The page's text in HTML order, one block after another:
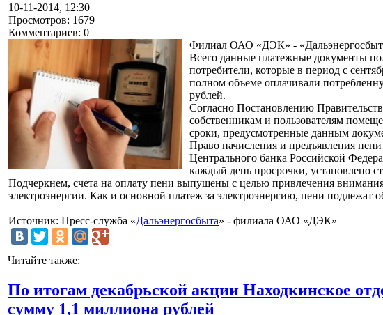
10-11-2014, 12:30
Просмотров: 1679
Комментариев: 0
Филиал ОАО «ДЭК» -
Всего данные платежные документы
потребители, которые в период с
полном объеме оплачивали
рублей.
Согласно Постановлению
собственникам и пользователям
сроки, предусмотренные данным
Право начисления и предъявления
Центрального банка Российской
каждый день просрочки, установлено
Подчеркнем, счета на оплату пени выпущены с целью привлечения
электроэнергии. Как и основной платеж за электроэнергию, пени подлежат
Источник: Пресс-служба «Дальэнергосбыта» - филиала ОАО «ДЭК»
Читайте также:
По итогам декабрьской акции Находкинское
сумму 1,1 миллиона рублей